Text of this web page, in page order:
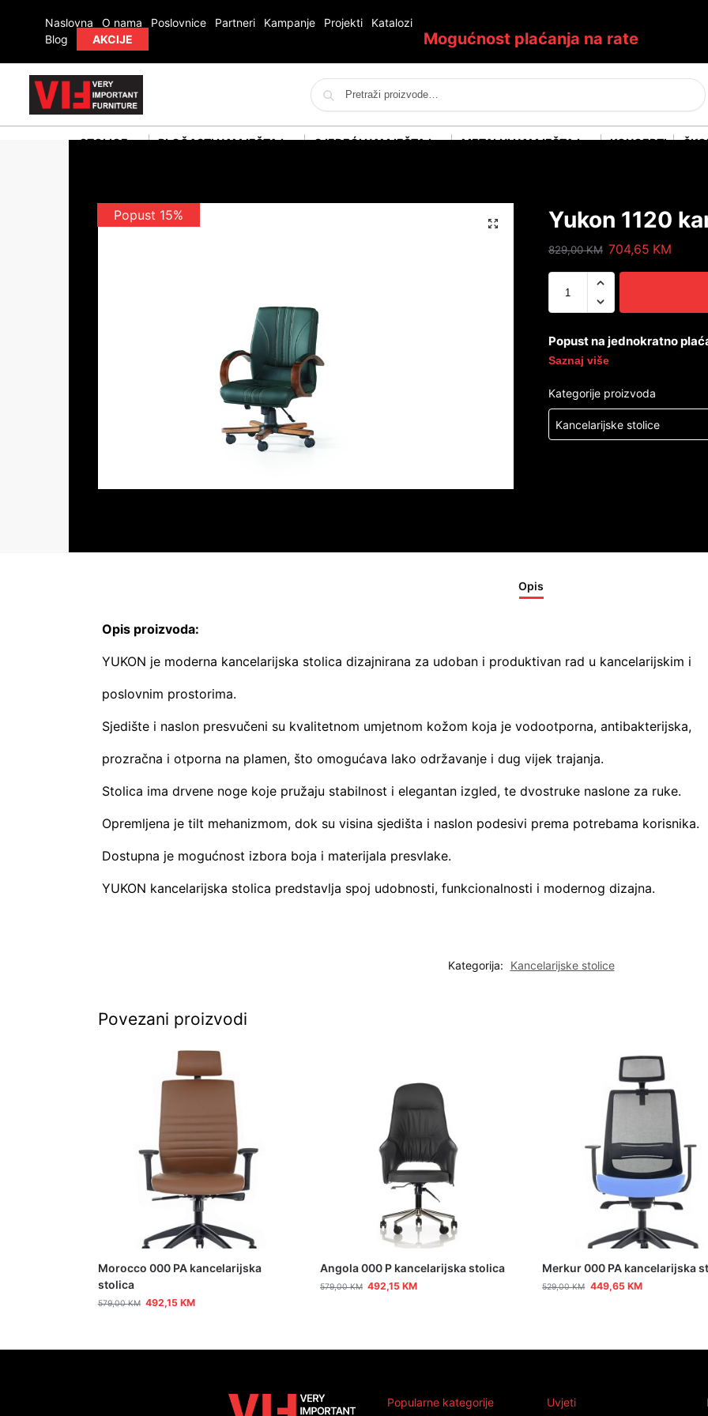
Naslovna O nama Poslovnice Partneri Kampanje Projekti
Katalozi
Blog
AKCIJE Mogućnost plaćanja na rate
Pretraži
STOLICE PLOČASTI NAMJEŠTAJ SJEDEĆI NAMJEŠTAJ METALNI NAMJEŠTAJ KONCEPTI
Popust 15% Yukon 1120
829,00KM 704,65 KM
Popust na jednokratno
Saznaj više
Kategorije proizvoda
Kancelarijske stolice
Opis
Opis proizvoda:
YUKON je moderna kancelarijska stolica dizajnirana za udoban i produktivan rad u kancelarijskim i
poslovnim prostorima.
Sjedište i naslon presvučeni su kvalitetnom umjetnom kožom koja je vodootporna, antibakterijska,
prozračna i otporna na plamen, što omogućava lako održavanje i dug vijek trajanja.
Stolica ima drvene noge koje pružaju stabilnost i elegantan izgled, te dvostruke naslone za ruke.
Opremljena je tilt mehanizmom, dok su visina sjedišta i naslon podesivi prema potrebama korisnika.
Dostupna je mogućnost izbora boja i materijala presvlake.
YUKON kancelarijska stolica predstavlja spoj udobnosti, funkcionalnosti i modernog dizajna.
Kategorija: Kancelarijske stolice
Povezani proizvodi
Morocco 000 PA kancelarijska
stolica
579,00KM 492,15KM
Angola 000 P kancelarijska stolica
579,00KM 492,15KM
Merkur 000 PA kancelarijska
529,00KM 449,65 KM
Popularne kategorije Uvjeti